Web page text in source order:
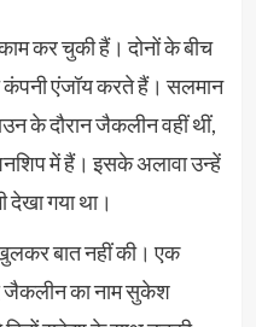
कर चुकी हैं। दोनों के बीच
कंपनी एंजॉय करते हैं। सलमान
के दौरान जैकलीन वहीं थीं,
में हैं। इसके अलावा उन्हें
गया था।
बात नहीं की। एक
जैकलीन का नाम सुकेश